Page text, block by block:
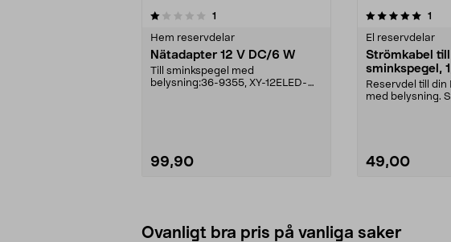
1
Hem reservdelar
Nätadapter 12 V DC/6 W
Till sminkspegel med
belysning:36-9355, XY-12ELED-
99,90
5.0av 5 stjärnor 1
El reservdelar
Strömkabel
sminkspegel,
Reservdel till din
med belysning.
49,00
Ovanligt bra pris på vanliga saker